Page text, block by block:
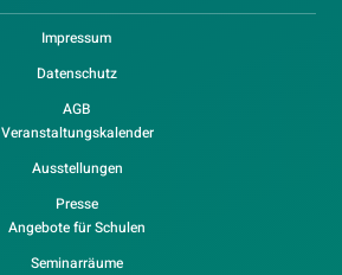
Impressum
Datenschutz
AGB
Veranstaltungskalender
Ausstellungen
Presse
Angebote für Schulen
Seminarräume